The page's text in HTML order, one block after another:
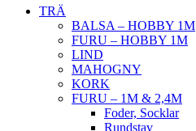
TRÄ
BALSA – HOBBY 1M
FURU – HOBBY 1M
LIND
MAHOGNY
KORK
FURU – 1M & 2,4M
Foder, Socklar
Rundstav